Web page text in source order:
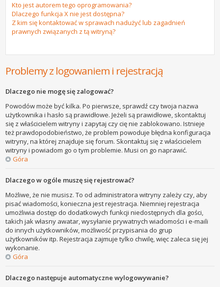
Kto jest autorem tego oprogramowania?
Dlaczego funkcja X nie jest dostępna?
Z kim się kontaktować w sprawach nadużyć lub zagadnień
prawnych związanych z tą witryną?
Problemy z logowaniem i rejestracją
Dlaczego nie mogę się zalogować?
Powodów może być kilka. Po pierwsze, sprawdź czy twoja nazwa
użytkownika i hasło są prawidłowe. Jeżeli są prawidłowe, skontaktuj
się z właścicielem witryny i zapytaj czy cię nie zablokowano. Istnieje
też prawdopodobieństwo, że problem powoduje błędna konfiguracja
witryny, na której znajduje się forum. Skontaktuj się z właścicielem
witryny i powiadom go o tym problemie. Musi on go naprawić.
Góra
Dlaczego w ogóle muszę się rejestrować?
Możliwe, że nie musisz. To od administratora witryny zależy czy, aby
pisać wiadomości, konieczna jest rejestracja. Niemniej rejestracja
umożliwia dostęp do dodatkowych funkcji niedostępnych dla gości,
takich jak własny awatar, wysyłanie prywatnych wiadomości i e-maili
do innych użytkowników, możliwość przypisania do grup
użytkowników itp. Rejestracja zajmuje tylko chwilę, więc zaleca się jej
wykonanie.
Góra
Dlaczego następuje automatyczne wylogowywanie?